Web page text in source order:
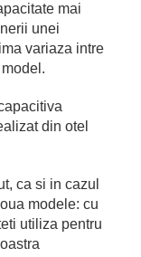
mai
unei
variaza intre
din otel
ca si in cazul
modele: cu
utiliza pentru